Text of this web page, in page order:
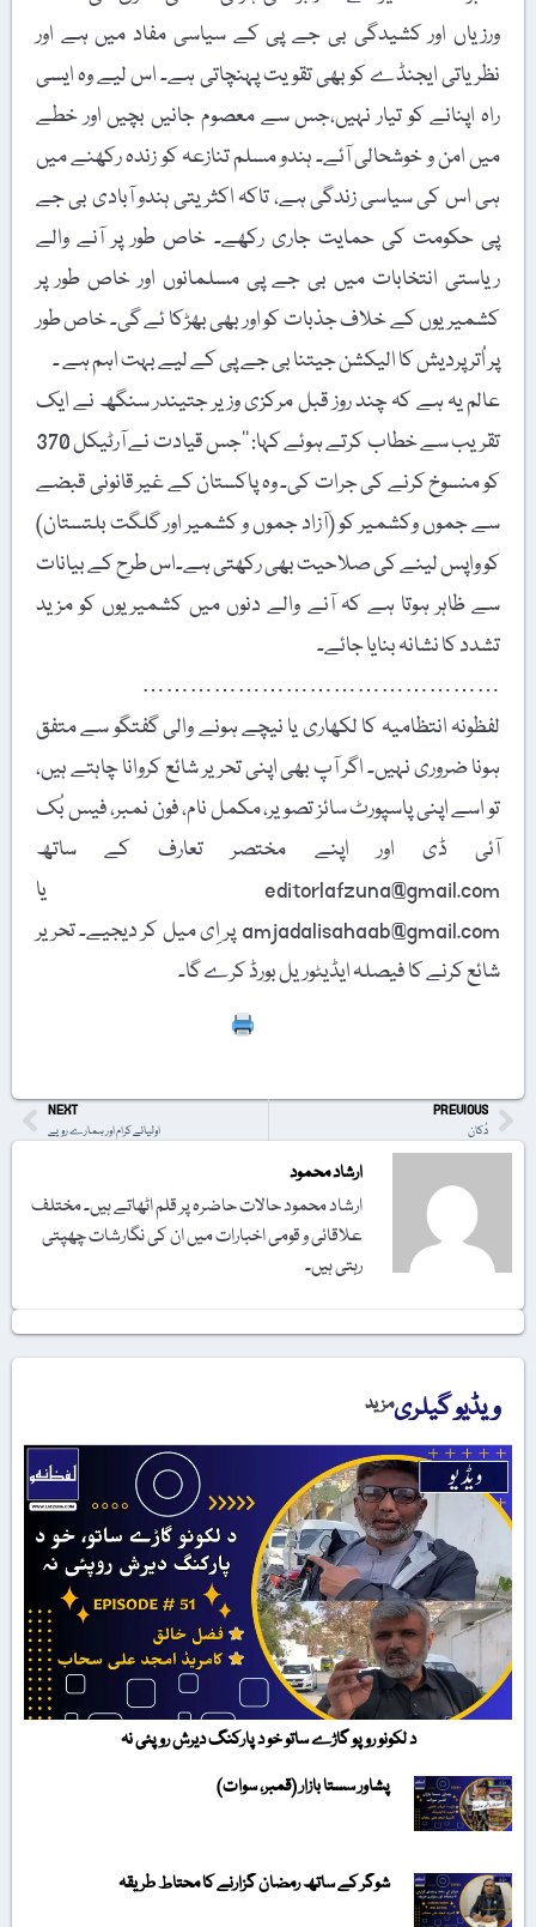
ورزیاں اور کشیدگی بی جے پی کے سیاسی مفاد میں ہے اور
نظریاتی ایجنڈے کو بھی تقویت پہنچاتی ہے۔ اس لیے وہ ایسی
راہ اپنانے کو تیار نہیں،جس سے معصوم جانیں بچیں اور خطے
میں امن و خوشحالی آئے۔ ہندو مسلم تنازعہ کو زندہ رکھنے میں
ہی اس کی سیاسی زندگی ہے، تاکہ اکثریتی ہندو آبادی بی جے
پی حکومت کی حمایت جاری رکھے۔ خاص طور پر آنے والے
ریاستی انتخابات میں بی جے پی مسلمانوں اور خاص طور پر
کشمیریوں کے خلاف جذبات کو اور بھی بھڑکا ئے گی۔ خاص طور
پر اُتر پردیش کا الیکشن جیتنا بی جے پی کے لیے بہت اہم ہے ۔
عالم یہ ہے کہ چند روز قبل مرکزی وزیر جتیندر سنگھ نے ایک
تقریب سے خطاب کرتے ہوئے کہا: ’’جس قیادت نے آرٹیکل 370
کو منسوخ کرنے کی جرات کی۔ وہ پاکستان کے غیر قانونی قبضے
سے جموں وکشمیر کو (آزاد جموں و کشمیر اور گلگت بلتستان)
کو واپس لینے کی صلاحیت بھی رکھتی ہے۔اس طرح کے بیانات
سے ظاہر ہوتا ہے کہ آنے والے دنوں میں کشمیریوں کو مزید
تشدد کا نشانہ بنایا جائے۔
………………………………………
لفظونہ انتظامیہ کا لکھاری یا نیچے ہونے والی گفتگو سے متفق
ہونا ضروری نہیں۔ اگر آپ بھی اپنی تحریر شائع کروانا چاہتے ہیں،
تو اسے اپنی پاسپورٹ سائز تصویر، مکمل نام، فون نمبر، فیس بُک
آئی ڈی اور اپنے مختصر تعارف کے ساتھ
editorlafzuna@gmail.com یا
amjadalisahaab@gmail.com پر اِی میل کر دیجیے۔ تحریر
شائع کرنے کا فیصلہ ایڈیٹوریل بورڈ کرے گا۔
PREVIOUS
دُکان
NEXT
اولیائے کرام اور ہمارے رویے
ارشاد محمود
ارشاد محمود حالات حاضرہ پر قلم اٹھاتے ہیں۔ مختلف
علاقائی و قومی اخبارات میں ان کی نگارشات چھپتی
رہتی ہیں۔
ویڈیو گیلریمزید
د لکونو روپو گاڑے ساتو خو د پارکنگ دیرش روپئی نہ
پشاور سستا بازار (قمبر، سوات)
شوگر کے ساتھ رمضان گزارنے کا محتاط طریقہ